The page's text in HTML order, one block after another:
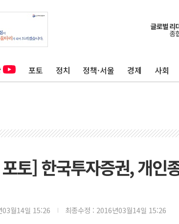
포토 정치 정책·서울 경제 사회
토] 한국투자증권, 개인
03월14일 15:26 최종수정 : 2016년03월14일 15:26